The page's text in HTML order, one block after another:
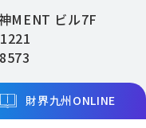
財界九州ONLINE
MENT ビル7F
All Rights Reserved.